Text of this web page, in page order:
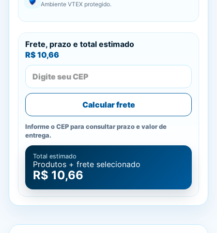
Ambiente VTEX protegido.
Frete, prazo e total estimado
R$ 10,66
Calcular frete
Informe o CEP para consultar prazo e valor de
entrega.
Total estimado
Produtos + frete selecionado
R$ 10,66